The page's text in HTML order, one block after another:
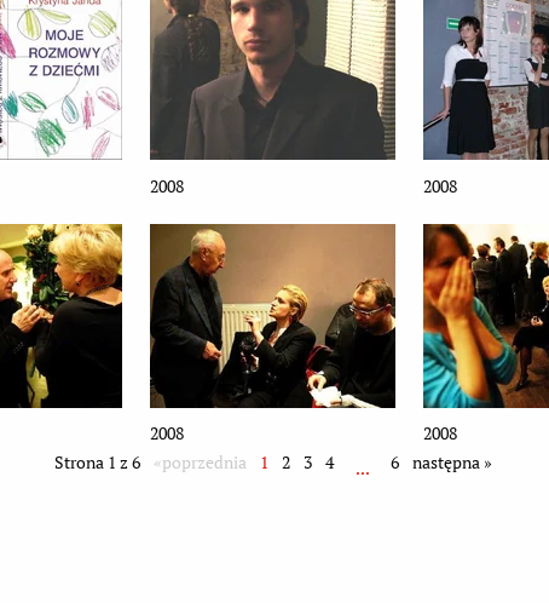
2008 2008
2008
2008
Strona 1 z 6
«poprzednia 1 2 3 4 ... 6 następna »